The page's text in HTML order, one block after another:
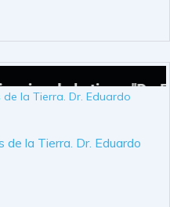
de la Tierra. Dr. Eduardo